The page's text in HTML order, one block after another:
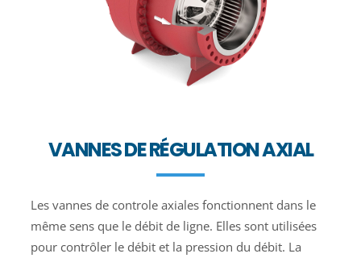
VANNES DE RÉGULATION AXIAL
Les vannes de controle axiales fonctionnent dans le
même sens que le débit de ligne. Elles sont utilisées
pour contrôler le débit et la pression du débit. La